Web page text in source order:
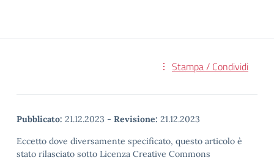
Stampa / Condividi
Pubblicato: 21.12.2023 - Revisione: 21.12.2023
Eccetto dove diversamente specificato, questo articolo è
stato rilasciato sotto Licenza Creative Commons